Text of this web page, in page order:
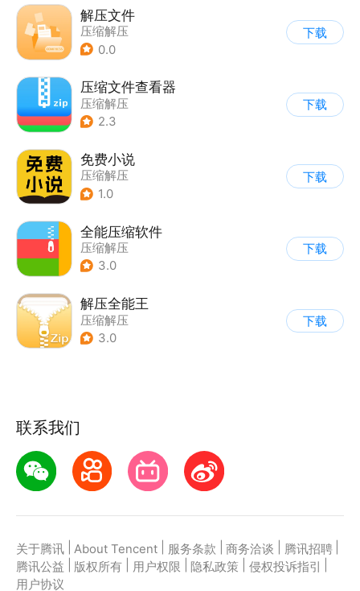
解压文件
压缩解压
0.0
下载
压缩文件查看器
压缩解压
2.3
下载
免费小说
压缩解压
1.0
下载
全能压缩软件
压缩解压
3.0
下载
解压全能王
压缩解压
3.0
下载
联系我们
关于腾讯 About Tencent 服务条款 商务洽谈 腾讯招聘
腾讯公益
版权所有 用户权限 隐私政策 侵权投诉指引
用户协议